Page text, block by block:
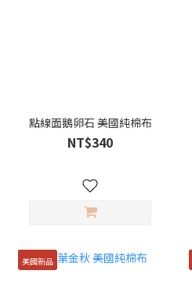
點線面鵝卵石 美國純棉布
NT$340
美國新品